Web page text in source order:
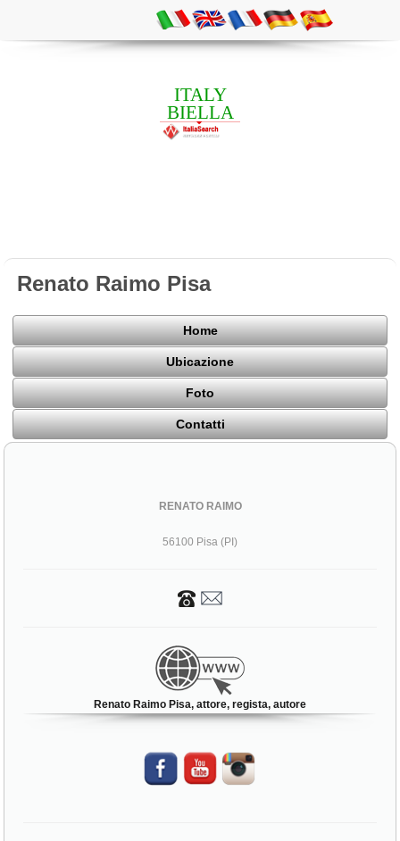
ITALY
BIELLA
Renato Raimo Pisa
Home
Ubicazione
Foto
Contatti
RENATO RAIMO
56100 Pisa (PI)
Renato Raimo Pisa, attore, regista, autore